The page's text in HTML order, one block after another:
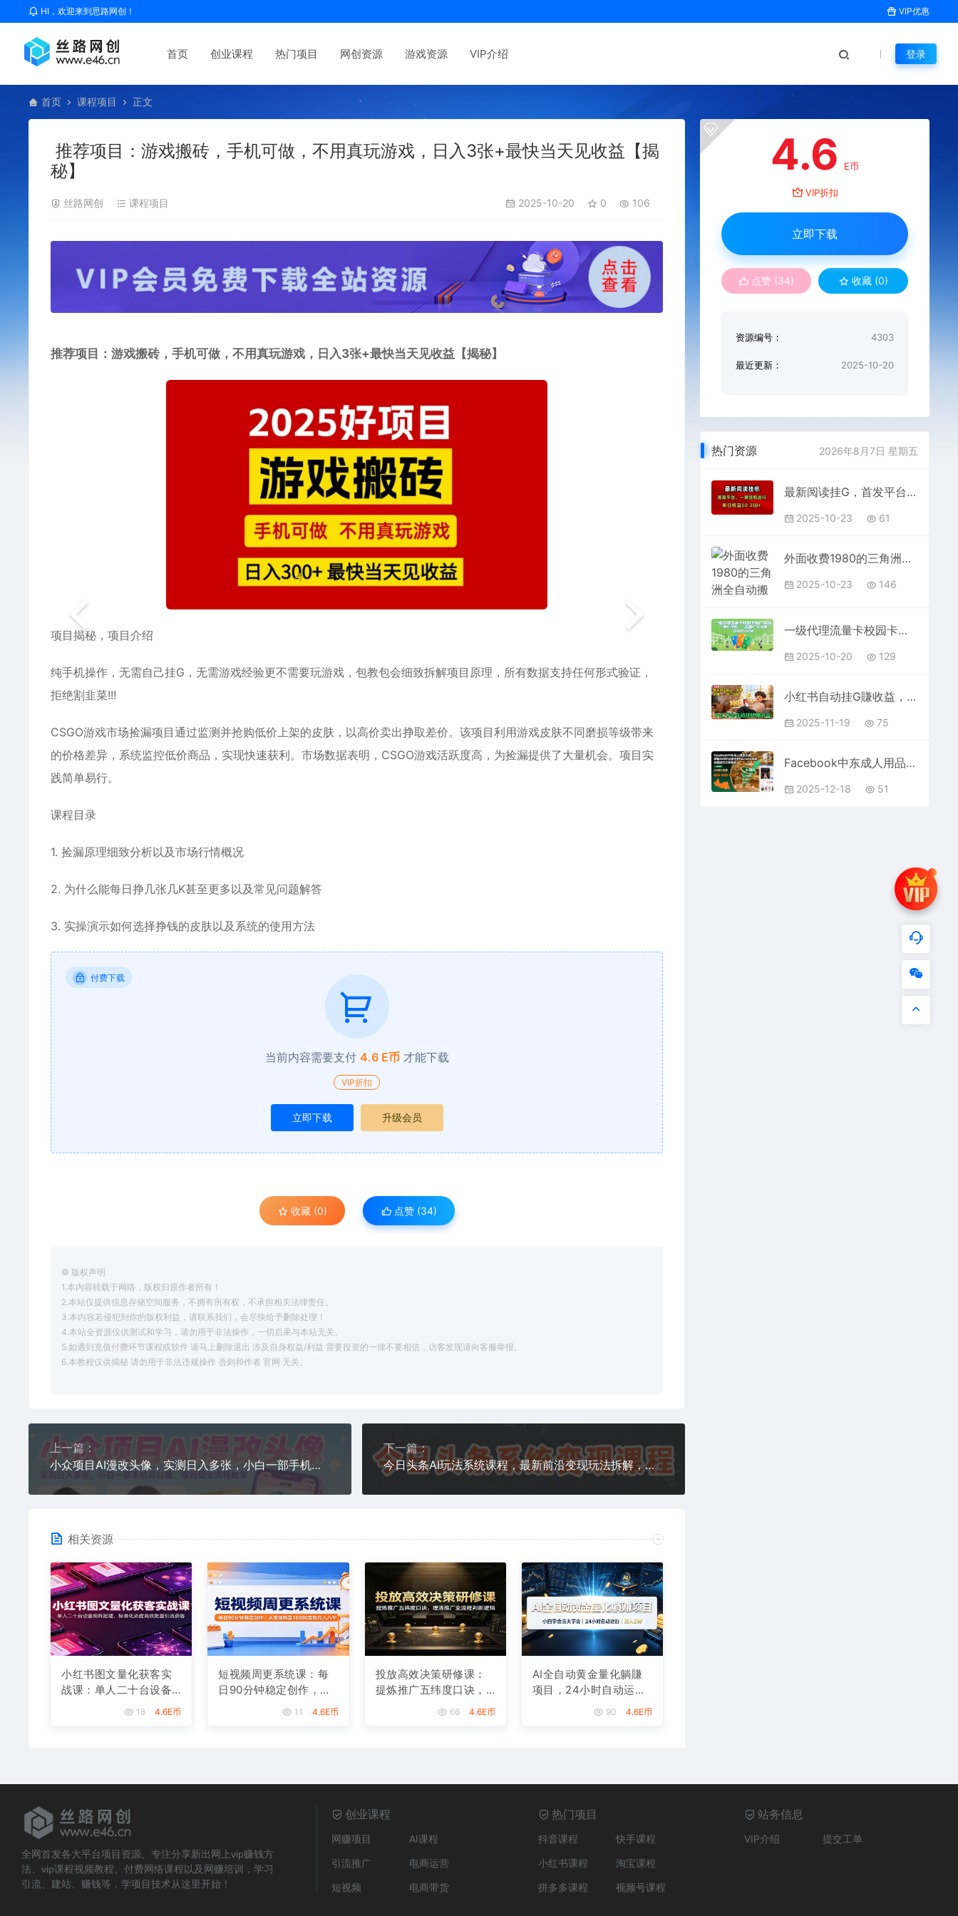
HI，欢迎来到思路网创！ VIP优惠
首页 创业课程 热门项目 网创资源 游戏资源 VIP介绍 登录
首页 课程项目 正文
推荐项目：游戏搬砖，手机可做，不用真玩游戏，日入3张+最快当天见收益【揭
秘】
丝路网创 课程项目 2025-10-20 0 106
推荐项目：游戏搬砖，手机可做，不用真玩游戏，日入3张+最快当天见收益【揭秘】
项目揭秘，项目介绍
纯手机操作，无需自己挂G，无需游戏经验更不需要玩游戏，包教包会细致拆解项目原理，所有数据支持任何形式验证，
拒绝割韭菜!!!
CSGO游戏市场捡漏项目通过监测并抢购低价上架的皮肤，以高价卖出挣取差价。该项目利用游戏皮肤不同磨损等级带来
的价格差异，系统监控低价商品，实现快速获利。市场数据表明，CSGO游戏活跃度高，为捡漏提供了大量机会。项目实
践简单易行。
课程目录
1. 捡漏原理细致分析以及市场行情概况
2. 为什么能每日挣几张几K甚至更多以及常见问题解答
3. 实操演示如何选择挣钱的皮肤以及系统的使用方法
付费下载
当前内容需要支付 4.6 E币 才能下载
VIP折扣
立即下载 升级会员
收藏 (0) 点赞 (34)
© 版权声明
1.本内容转载于网络，版权归原作者所有！
2.本站仅提供信息存储空间服务，不拥有所有权，不承担相关法律责任。
3.本内容若侵犯到你的版权利益，请联系我们，会尽快给予删除处理！
4.本站全资源仅供测试和学习，请勿用于非法操作，一切后果与本站无关。
5.如遇到充值付费环节课程或软件 请马上删除退出 涉及自身权益/利益 需要投资的一律不要相信，访客发现请向客服举报。
6.本教程仅供揭秘 请勿用于非法违规操作 否则和作者 官网 无关。
上一篇：
小众项目AI漫改头像，实测日入多张，小白一部手机可以做，保姆级全流程教学
下一篇：
今日头条AI玩法系统课程，最新前沿变现玩法拆解，零门槛，新手轻松日入5张
相关资源
小红书图文量化获客实
战课：单人二十台设备
矩阵搭建，标准化流程
18 4.6E币
短视频周更系统课：每
日90分钟稳定创作，从
零涨粉至18000实现月
11 4.6E币
投放高效决策研修课：
提炼推广五纬度口诀，
理清推广全流程判断逻
66 4.6E币
AI全自动黄金量化躺賺
项目，24小时自动运
行，月入2W！ 90 4.6E币
4.6 E币
VIP折扣
立即下载
点赞 (34) 收藏 (0)
资源编号： 4303
最近更新： 2025-10-20
热门资源 2026年8月7日 星期五
最新阅读挂G，首发平台，一键挂G运行，一部手机即可，单日收益50-3张+【揭秘】
2025-10-23 61
外面收费1980的三角洲全自动搬砖项目实操拆解单机单日可以轻松撸1000W哈夫币【揭秘】
2025-10-23 146
一级代理流量卡校园卡推广项目，一单1-3张，一天推广3-4单，轻松月入过W
2025-10-20 129
小红书自动挂G賺收益，每天稳定收入，多号多賺，一天三位数【揭秘】
2025-11-19 75
Facebook中东成人用品实战，掌握从0到1运营中东Facebook商城，快速提升订单转化
2025-12-18 51
全网首发各大平台项目资源、专注分享新出网上vip赚钱方
法、vip课程视频教程、付费网络课程以及网赚培训，学习
引流、建站、赚钱等，学项目技术从这里开始！
创业课程
网赚项目
AI课程
引流推广
电商运营
短视频
电商带货
热门项目
抖音课程
快手课程
小红书课程
淘宝课程
拼多多课程
视频号课程
站务信息
VIP介绍 提交工单